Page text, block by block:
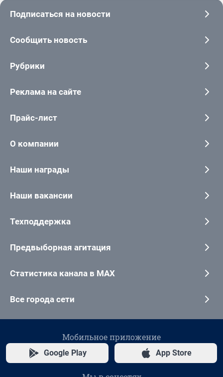
Подписаться на новости
Сообщить новость
Рубрики
Реклама на сайте
Прайс-лист
О компании
Наши награды
Наши вакансии
Техподдержка
Предвыборная агитация
Статистика канала в MAX
Все города сети
Мобильное приложение
Google Play App Store